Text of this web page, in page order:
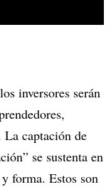
inversores serán
La captación de
se sustenta en
forma. Estos son